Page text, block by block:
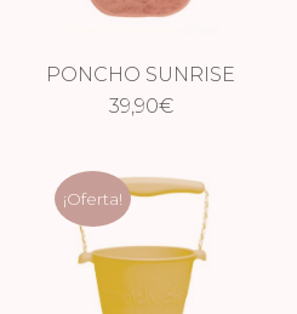
PONCHO SUNRISE
ORANGE
39,90€
¡Oferta!